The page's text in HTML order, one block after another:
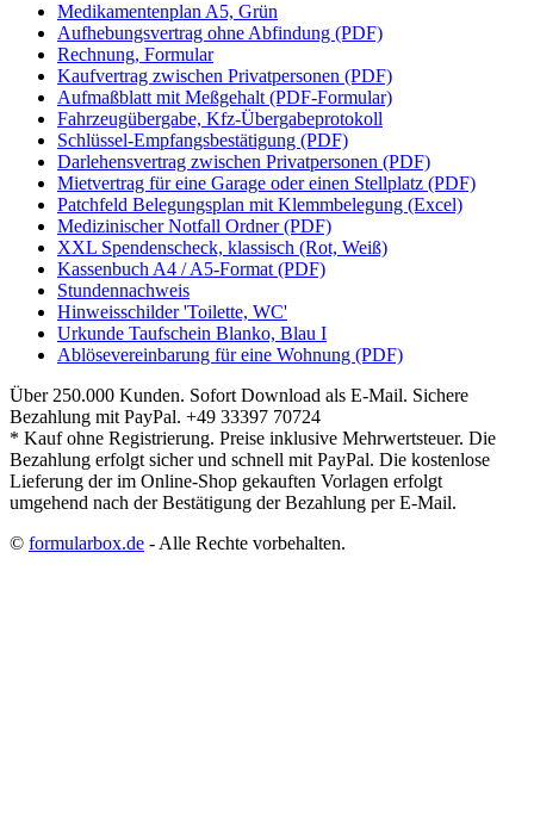
Medikamentenplan A5, Grün
Aufhebungsvertrag ohne Abfindung (PDF)
Rechnung, Formular
Kaufvertrag zwischen Privatpersonen (PDF)
Aufmaßblatt mit Meßgehalt (PDF-Formular)
Fahrzeugübergabe, Kfz-Übergabeprotokoll
Schlüssel-Empfangsbestätigung (PDF)
Darlehensvertrag zwischen Privatpersonen (PDF)
Mietvertrag für eine Garage oder einen Stellplatz (PDF)
Patchfeld Belegungsplan mit Klemmbelegung (Excel)
Medizinischer Notfall Ordner (PDF)
XXL Spendenscheck, klassisch (Rot, Weiß)
Kassenbuch A4 / A5-Format (PDF)
Stundennachweis
Hinweisschilder 'Toilette, WC'
Urkunde Taufschein Blanko, Blau I
Ablösevereinbarung für eine Wohnung (PDF)
Über 250.000 Kunden. Sofort Download als E-Mail. Sichere
Bezahlung mit PayPal. +49 33397 70724
* Kauf ohne Registrierung. Preise inklusive Mehrwertsteuer. Die
Bezahlung erfolgt sicher und schnell mit PayPal. Die kostenlose
Lieferung der im Online-Shop gekauften Vorlagen erfolgt
umgehend nach der Bestätigung der Bezahlung per E-Mail.
© formularbox.de - Alle Rechte vorbehalten.